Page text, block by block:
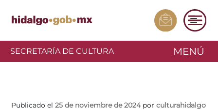
SECRETARÍA DE CULTURA MENÚ
Publicado el 25 de noviembre de 2024 por culturahidalgo